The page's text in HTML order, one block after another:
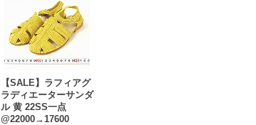
【SALE】ラフィアグ
ラディエーターサンダ
ル 黄 22SS一点
@22000→17600